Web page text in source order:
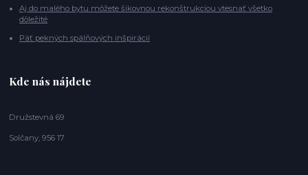
Aj do malého bytu môžete šikovnou rekonštrukciou vtesnať všetko
dôležité
Päť pekných spálňových inšpirácií
Kde nás nájdete
Družstevná 69
Solčany, 956 17